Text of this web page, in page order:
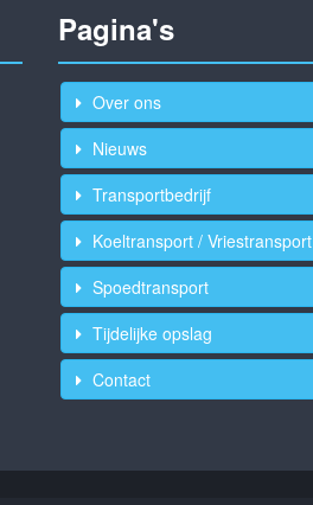
Pagina's
Over ons
Nieuws
Transportbedrijf
Koeltransport / Vriestransport
Spoedtransport
Tijdelijke opslag
Contact